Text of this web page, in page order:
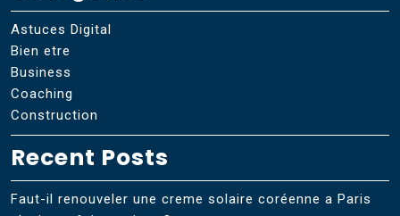
Astuces Digital
Bien etre
Business
Coaching
Construction
Recent Posts
Faut-il renouveler une creme solaire coréenne a Paris